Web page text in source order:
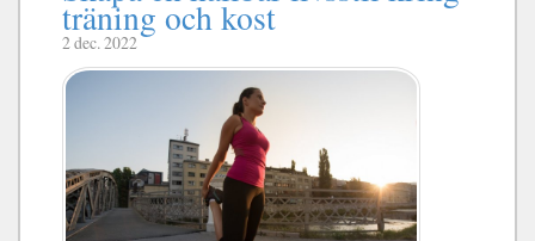
träning och kost
2 dec. 2022